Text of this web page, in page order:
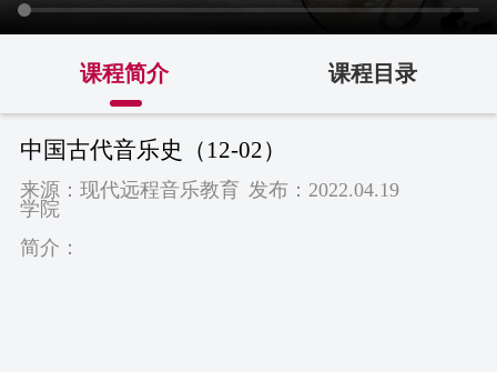
课程简介 课程目录
中国古代音乐史（12-02）
来源：现代远程音乐教育
学院
发布：2022.04.19
简介：